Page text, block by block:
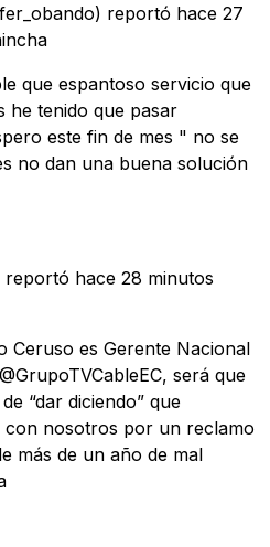
reportó hace 27
que espantoso servicio que
he tenido que pasar
este fin de mes " no se
no dan una buena solución
reportó hace 28 minutos
Ceruso es Gerente Nacional
será que
“dar diciendo” que
con nosotros por un reclamo
más de un año de mal